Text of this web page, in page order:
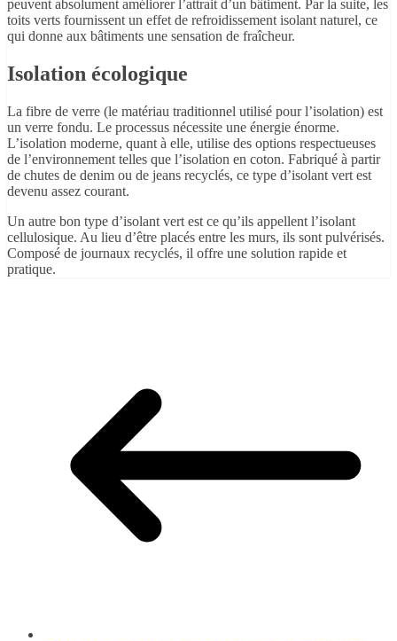
peuvent absolument améliorer l’attrait d’un bâtiment. Par la suite, les
toits verts fournissent un effet de refroidissement isolant naturel, ce
qui donne aux bâtiments une sensation de fraîcheur.
Isolation écologique
La fibre de verre (le matériau traditionnel utilisé pour l’isolation) est
un verre fondu. Le processus nécessite une énergie énorme.
L’isolation moderne, quant à elle, utilise des options respectueuses
de l’environnement telles que l’isolation en coton. Fabriqué à partir
de chutes de denim ou de jeans recyclés, ce type d’isolant vert est
devenu assez courant.
Un autre bon type d’isolant vert est ce qu’ils appellent l’isolant
cellulosique. Au lieu d’être placés entre les murs, ils sont pulvérisés.
Composé de journaux recyclés, il offre une solution rapide et
pratique.